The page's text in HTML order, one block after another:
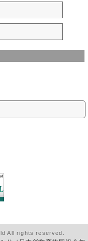
All rights reserved.